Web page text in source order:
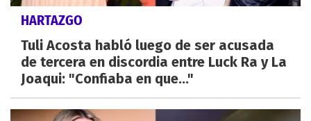
HARTAZGO
Tuli Acosta habló luego de ser acusada
de tercera en discordia entre Luck Ra y La
Joaqui: "Confiaba en que..."